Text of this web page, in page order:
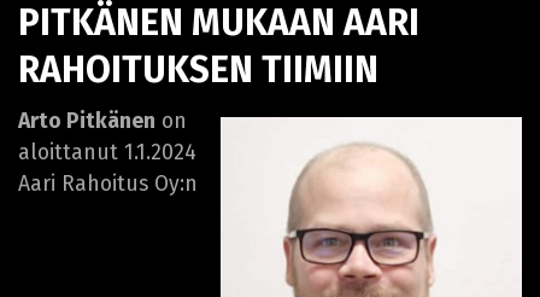
PITKÄNEN MUKAAN AARI
RAHOITUKSEN TIIMIIN
Arto Pitkänen on
aloittanut 1.1.2024
Aari Rahoitus Oy:n